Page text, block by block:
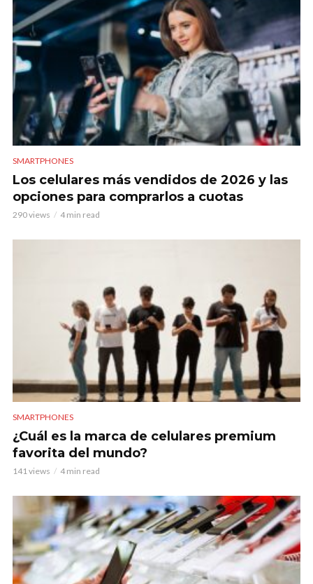
SMARTPHONES
Los celulares más vendidos de 2026 y las
opciones para comprarlos a cuotas
290 views 4 min read
SMARTPHONES
¿Cuál es la marca de celulares premium
favorita del mundo?
141 views 4 min read